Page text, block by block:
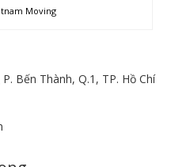
Moving
Bến Thành, Q.1, TP. Hồ Chí